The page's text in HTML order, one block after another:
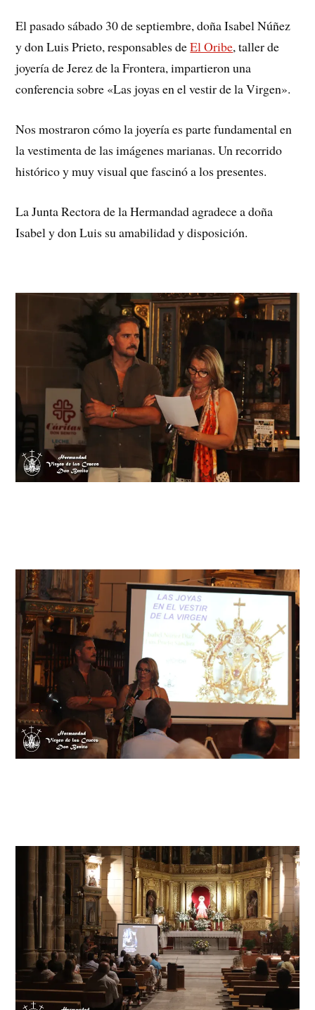
El pasado sábado 30 de septiembre, doña Isabel Núñez
y don Luis Prieto, responsables deEl Oribe, taller de
joyería de Jerez de la Frontera, impartieron una
conferencia sobre «Las joyas en el vestir de la Virgen».
Nos mostraron cómo la joyería es parte fundamental en
la vestimenta de las imágenes marianas. Un recorrido
histórico y muy visual que fascinó a los presentes.
La Junta Rectora de la Hermandad agradece a doña
Isabel y don Luis su amabilidad y disposición.